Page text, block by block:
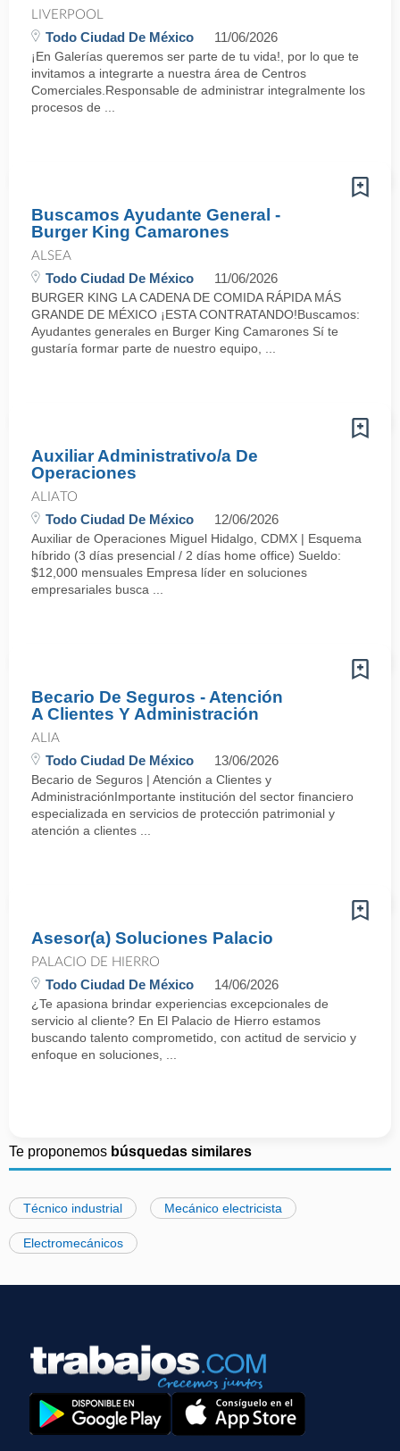
LIVERPOOL
Todo Ciudad De México 11/06/2026
¡En Galerías queremos ser parte de tu vida!, por lo que te
invitamos a integrarte a nuestra área de Centros
Comerciales.Responsable de administrar integralmente los
procesos de ...
Buscamos Ayudante General -
Burger King Camarones
ALSEA
Todo Ciudad De México 11/06/2026
BURGER KING LA CADENA DE COMIDA RÁPIDA MÁS
GRANDE DE MÉXICO ¡ESTA CONTRATANDO!Buscamos:
Ayudantes generales en Burger King Camarones Sí te
gustaría formar parte de nuestro equipo, ...
Auxiliar Administrativo/a De
Operaciones
ALIATO
Todo Ciudad De México 12/06/2026
Auxiliar de Operaciones Miguel Hidalgo, CDMX | Esquema
híbrido (3 días presencial / 2 días home office) Sueldo:
$12,000 mensuales Empresa líder en soluciones
empresariales busca ...
Becario De Seguros - Atención
A Clientes Y Administración
ALIA
Todo Ciudad De México 13/06/2026
Becario de Seguros | Atención a Clientes y
AdministraciónImportante institución del sector financiero
especializada en servicios de protección patrimonial y
atención a clientes ...
Asesor(a) Soluciones Palacio
PALACIO DE HIERRO
Todo Ciudad De México 14/06/2026
¿Te apasiona brindar experiencias excepcionales de
servicio al cliente? En El Palacio de Hierro estamos
buscando talento comprometido, con actitud de servicio y
enfoque en soluciones, ...
Te proponemos búsquedas similares
Técnico industrial Mecánico electricista
Electromecánicos